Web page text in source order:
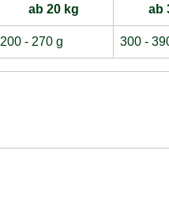
ab 20 kg ab
200 - 270 g 300 -